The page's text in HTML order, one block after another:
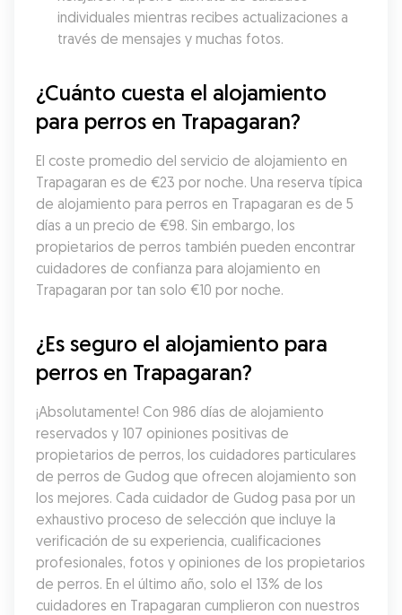
individuales mientras recibes actualizaciones a
través de mensajes y muchas fotos.
¿Cuánto cuesta el alojamiento
para perros en Trapagaran?
El coste promedio del servicio de alojamiento en
Trapagaran es de €23 por noche. Una reserva típica
de alojamiento para perros en Trapagaran es de 5
días a un precio de €98. Sin embargo, los
propietarios de perros también pueden encontrar
cuidadores de confianza para alojamiento en
Trapagaran por tan solo €10 por noche.
¿Es seguro el alojamiento para
perros en Trapagaran?
¡Absolutamente! Con 986 días de alojamiento
reservados y 107 opiniones positivas de
propietarios de perros, los cuidadores particulares
de perros de Gudog que ofrecen alojamiento son
los mejores. Cada cuidador de Gudog pasa por un
exhaustivo proceso de selección que incluye la
verificación de su experiencia, cualificaciones
profesionales, fotos y opiniones de los propietarios
de perros. En el último año, solo el 13% de los
cuidadores en Trapagaran cumplieron con nuestros